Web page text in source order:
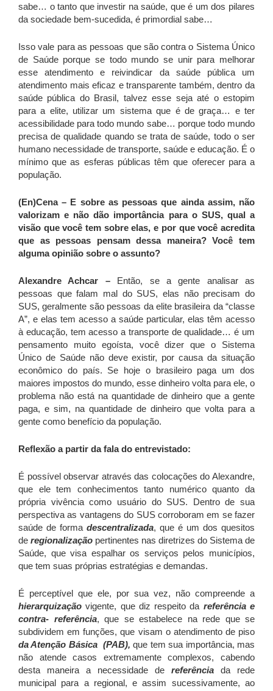
sabe… o tanto que investir na saúde, que é um dos pilares
da sociedade bem-sucedida, é primordial sabe…
Isso vale para as pessoas que são contra o Sistema Único
de Saúde porque se todo mundo se unir para melhorar
esse atendimento e reivindicar da saúde pública um
atendimento mais eficaz e transparente também, dentro da
saúde pública do Brasil, talvez esse seja até o estopim
para a elite, utilizar um sistema que é de graça… e ter
acessibilidade para todo mundo sabe… porque todo mundo
precisa de qualidade quando se trata de saúde, todo o ser
humano necessidade de transporte, saúde e educação. É o
mínimo que as esferas públicas têm que oferecer para a
população.
(En)Cena – E sobre as pessoas que ainda assim, não
valorizam e não dão importância para o SUS, qual a
visão que você tem sobre elas, e por que você acredita
que as pessoas pensam dessa maneira? Você tem
alguma opinião sobre o assunto?
Alexandre Achcar –Então, se a gente analisar as
pessoas que falam mal do SUS, elas não precisam do
SUS, geralmente são pessoas da elite brasileira da “classe
A”, e elas tem acesso a saúde particular, elas têm acesso
à educação, tem acesso a transporte de qualidade… é um
pensamento muito egoísta, você dizer que o Sistema
Único de Saúde não deve existir, por causa da situação
econômico do país. Se hoje o brasileiro paga um dos
maiores impostos do mundo, esse dinheiro volta para ele, o
problema não está na quantidade de dinheiro que a gente
paga, e sim, na quantidade de dinheiro que volta para a
gente como benefício da população.
Reflexão a partir da fala do entrevistado:
É possível observar através das colocações do Alexandre,
que ele tem conhecimentos tanto numérico quanto da
própria vivência como usuário do SUS. Dentro de sua
perspectiva as vantagens do SUS corroboram em se fazer
saúde de forma descentralizada, que é um dos quesitos
de regionalização pertinentes nas diretrizes do Sistema de
Saúde, que visa espalhar os serviços pelos municípios,
que tem suas próprias estratégias e demandas.
É perceptível que ele, por sua vez, não compreende a
hierarquização vigente, que diz respeito da referência e
contra- referência, que se estabelece na rede que se
subdividem em funções, que visam o atendimento de piso
da Atenção Básica (PAB), que tem sua importância, mas
não atende casos extremamente complexos, cabendo
desta maneira a necessidade de referência da rede
municipal para a regional, e assim sucessivamente, ao